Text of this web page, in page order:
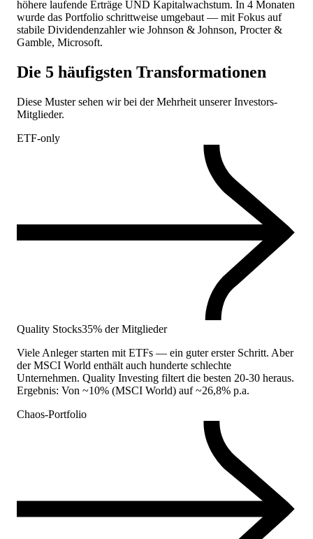
höhere laufende Erträge UND Kapitalwachstum. In 4 Monaten
wurde das Portfolio schrittweise umgebaut — mit Fokus auf
stabile Dividendenzahler wie Johnson & Johnson, Procter &
Gamble, Microsoft.
Die 5 häufigsten Transformationen
Diese Muster sehen wir bei der Mehrheit unserer Investors-
Mitglieder.
ETF-only
Quality Stocks35% der Mitglieder
Viele Anleger starten mit ETFs — ein guter erster Schritt. Aber
der MSCI World enthält auch hunderte schlechte
Unternehmen. Quality Investing filtert die besten 20-30 heraus.
Ergebnis: Von ~10% (MSCI World) auf ~26,8% p.a.
Chaos-Portfolio